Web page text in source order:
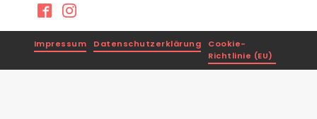
Impressum Datenschutzerklärung
Cookie-
Richtlinie (EU)